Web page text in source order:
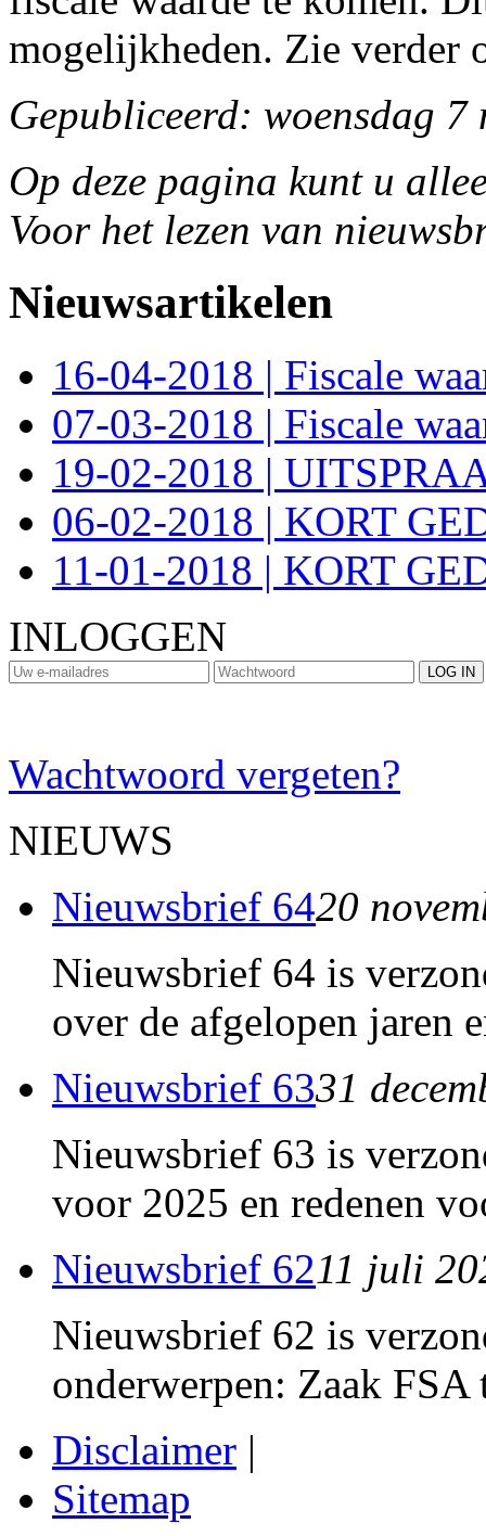
mogelijkheden. Zie verder
Gepubliceerd: woensdag 7
Op deze pagina kunt u
Voor het lezen van
Nieuwsartikelen
16-04-2018 | Fiscale
07-03-2018 | Fiscale
19-02-2018 |
06-02-2018 | KORT
11-01-2018 | KORT
INLOGGEN
Wachtwoord vergeten?
NIEUWS
Nieuwsbrief 6420
Nieuwsbrief 64 is
over de afgelopen jaren
Nieuwsbrief 6331
Nieuwsbrief 63 is
voor 2025 en redenen
Nieuwsbrief 6211 juli
Nieuwsbrief 62 is
onderwerpen: Zaak FSA
Disclaimer |
Sitemap